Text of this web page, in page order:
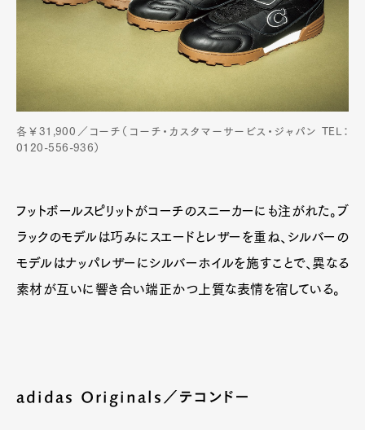
各￥31,900／コーチ（コーチ・カスタマーサービス・ジャパン TEL：
0120-556-936）
フットボールスピリットがコーチのスニーカーにも注がれた。ブ
ラックのモデルは巧みにスエードとレザーを重ね、シルバーの
モデルはナッパレザーにシルバーホイルを施すことで、異なる
素材が互いに響き合い端正かつ上質な表情を宿している。
adidas Originals／テコンドー